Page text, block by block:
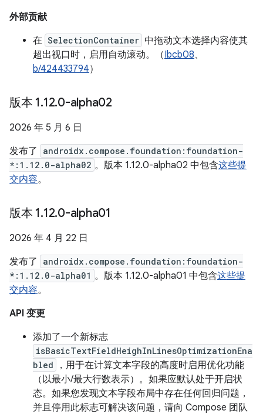
外部贡献
在 SelectionContainer 中拖动文本选择内容使其
超出视口时，启用自动滚动。（Ibcb08、
b/424433794）
版本 1.12.0-alpha02
2026 年 5 月 6 日
发布了
androidx.compose.foundation:foundation-
*:1.12.0-alpha02 。版本 1.12.0-alpha02 中包含这些提
交内容。
版本 1.12.0-alpha01
2026 年 4 月 22 日
发布了
androidx.compose.foundation:foundation-
*:1.12.0-alpha01 。版本 1.12.0-alpha01 中包含这些提
交内容。
API 变更
添加了一个新标志
isBasicTextFieldHeighInLinesOptimizationEna
bled
，用于在计算文本字段的高度时启用优化功能
（以最小/最大行数表示）。如果应默认处于开启状
态。如果您发现文本字段布局中存在任何回归问题，
并且停用此标志可解决该问题，请向 Compose 团队